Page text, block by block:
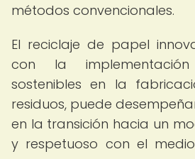
métodos convencionales.
El reciclaje de papel
con la
sostenibles en la
residuos, puede
en la transición hacia un
y respetuoso con el